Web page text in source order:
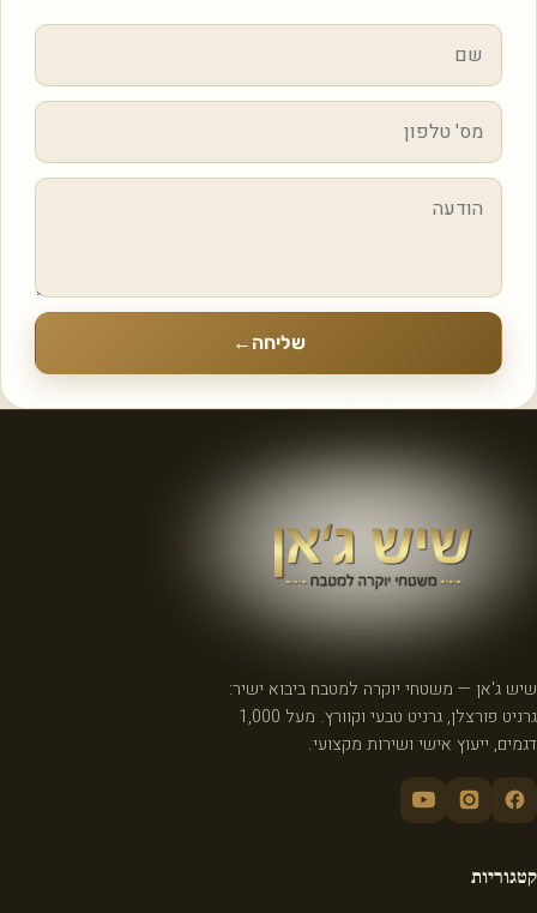
שליחה ←
שיש ג'אן — משטחי יוקרה למטבח ביבוא ישיר:
גרניט פורצלן, גרניט טבעי וקוורץ. מעל 1,000
דגמים, ייעוץ אישי ושירות מקצועי.
קטגוריות